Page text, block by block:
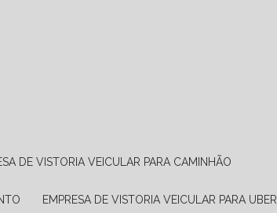
DE VISTORIA VEICULAR PARA CAMINHÃO
EMPRESA DE VISTORIA VEICULAR PARA UBER